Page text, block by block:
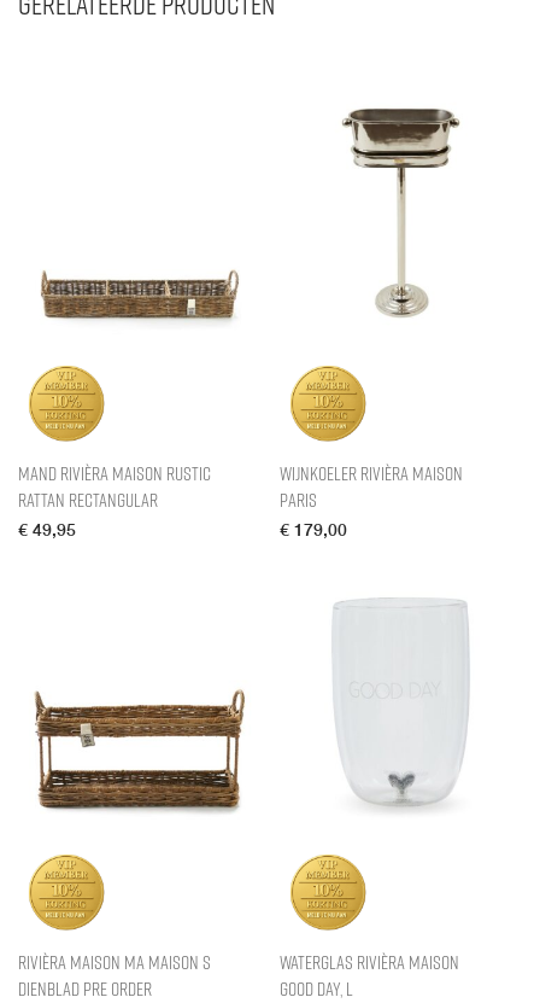
Mand Rivièra Maison Rustic
Rattan Rectangular
€ 49,95
Wijnkoeler Rivièra Maison
Paris
€ 179,00
Rivièra Maison Ma Maison S
Dienblad pre order
Waterglas Rivièra Maison
Good Day, L